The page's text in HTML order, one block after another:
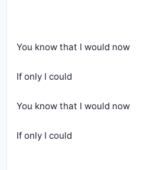
You know that I would now
If only I could
You know that I would now
If only I could